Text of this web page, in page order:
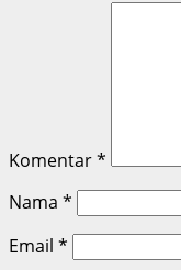
Komentar*
Nama *
Email *